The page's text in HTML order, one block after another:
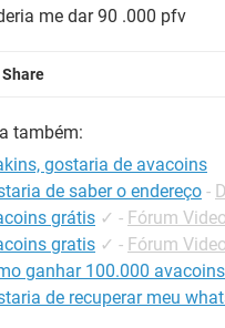
me dar 90 .000 pfv
Share
também:
gostaria de avacoins
de saber o endereço -
grátis ✓ - Fórum
gratis ✓ - Fórum
ganhar 100.000
de recuperar meu